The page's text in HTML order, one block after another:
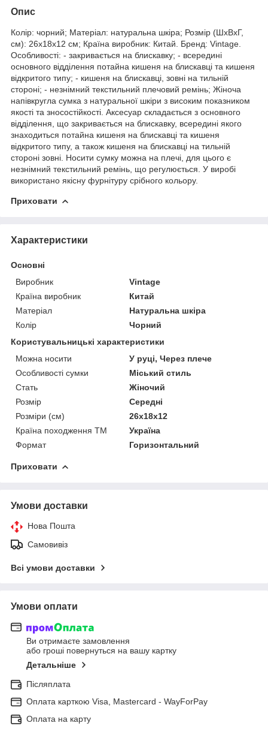
Опис
Колір: чорний; Матеріал: натуральна шкіра; Розмір (ШхВхГ,
см): 26х18х12 см; Країна виробник: Китай. Бренд: Vintage.
Особливості: - закривається на блискавку; - всередині
основного відділення потайна кишеня на блискавці та кишеня
відкритого типу; - кишеня на блискавці, зовні на тильній
стороні; - незнімний текстильний плечовий ремінь; Жіноча
напівкругла сумка з натуральної шкіри з високим показником
якості та зносостійкості. Аксесуар складається з основного
відділення, що закривається на блискавку, всередині якого
знаходиться потайна кишеня на блискавці та кишеня
відкритого типу, а також кишеня на блискавці на тильній
стороні зовні. Носити сумку можна на плечі, для цього є
незнімний текстильний ремінь, що регулюється. У виробі
використано якісну фурнітуру срібного кольору.
Приховати
Характеристики
Основні
Виробник
Vintage
Країна виробник
Китай
Матеріал
Натуральна шкіра
Колір
Чорний
Користувальницькі характеристики
Можна носити
У руці, Через плече
Особливості сумки
Міський стиль
Стать
Жіночий
Розмір
Середні
Розміри (см)
26х18х12
Країна походження ТМ
Україна
Формат
Горизонтальний
Приховати
Умови доставки
Нова Пошта
Самовивіз
Всі умови доставки
Умови оплати
Ви отримаєте замовлення
або гроші повернуться на вашу картку
Детальніше
Післяплата
Оплата карткою Visa, Mastercard - WayForPay
Оплата на карту